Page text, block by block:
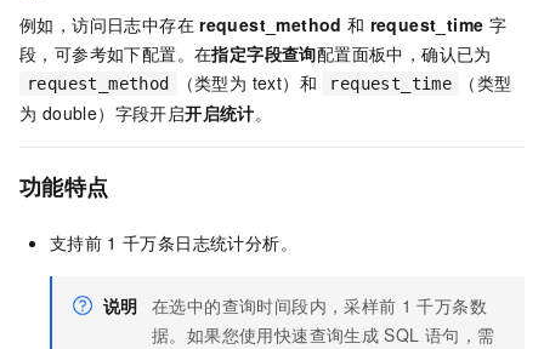
例如，访问日志中存在 request_method 和 request_time 字
段，可参考如下配置。在指定字段查询配置面板中，确认已为
request_method （类型为 text）和 request_time
（类型
为 double）字段开启开启统计。
功能特点
支持前 1 千万条日志统计分析。
说明 在选中的查询时间段内，采样前 1 千万条数
据。如果您使用快速查询生成 SQL 语句，需